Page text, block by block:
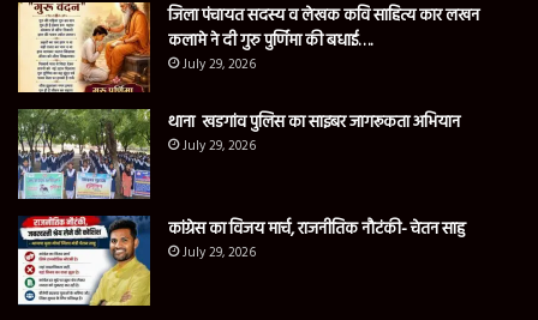
जिला पंचायत सदस्य व लेखक कवि साहित्य कार लखन
कलामे ने दी गुरु पुर्णिमा की बधाई….
July 29, 2026
थाना खडगांव पुलिस का साइबर जागरूकता अभियान
July 29, 2026
कांग्रेस का विजय मार्च, राजनीतिक नौटंकी- चेतन साहु
July 29, 2026